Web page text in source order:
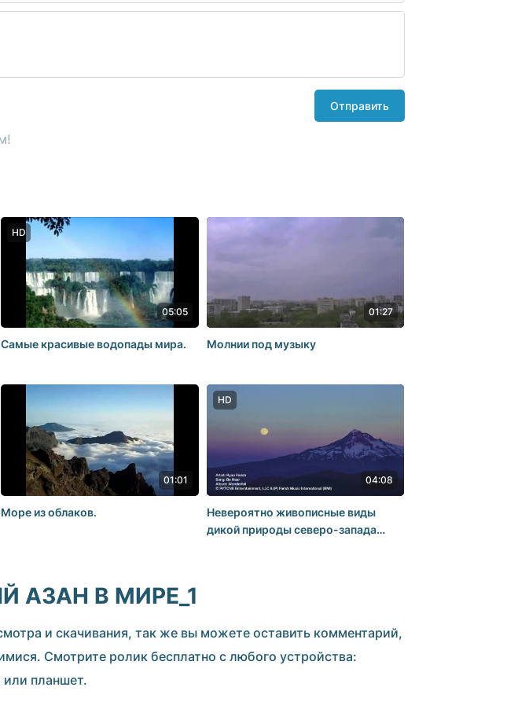
Отправить
HD
05:05
Самые красивые водопады мира.
01:27
Молнии под музыку
01:01
Море из облаков.
HD
04:08
Невероятно живописные виды
дикой природы северо-запада
АЗАН В МИРЕ_1
и скачивания, так же вы можете оставить комментарий,
Смотрите ролик бесплатно с любого устройства:
планшет.